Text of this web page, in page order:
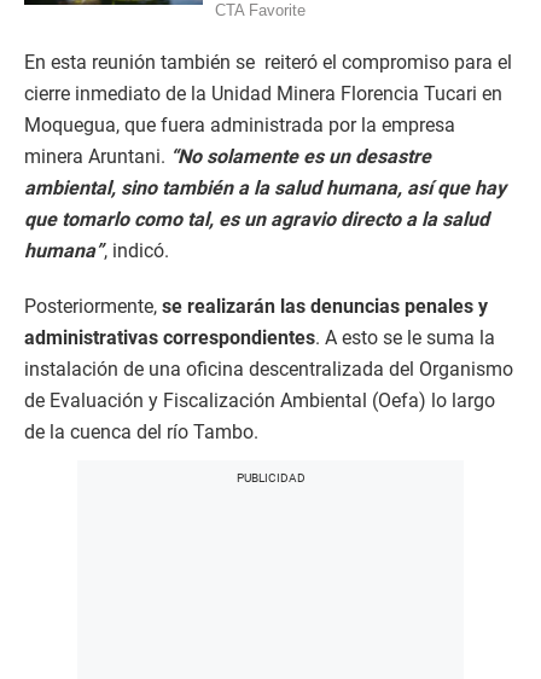
En esta reunión también se reiteró el compromiso para el
cierre inmediato de la Unidad Minera Florencia Tucari en
Moquegua, que fuera administrada por la empresa
minera Aruntani. “No solamente es un desastre
ambiental, sino también a la salud humana, así que hay
que tomarlo como tal, es un agravio directo a la salud
humana”, indicó.
Posteriormente, se realizarán las denuncias penales y
administrativas correspondientes. A esto se le suma la
instalación de una oficina descentralizada del Organismo
de Evaluación y Fiscalización Ambiental (Oefa) lo largo
de la cuenca del río Tambo.